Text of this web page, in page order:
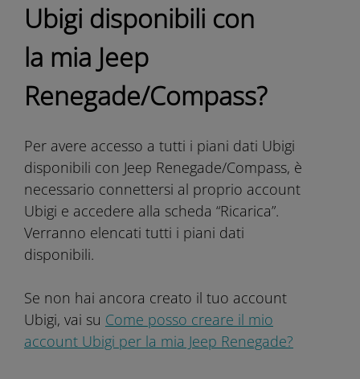
Ubigi disponibili con
la mia Jeep
Renegade/Compass?
Per avere accesso a tutti i piani dati Ubigi
disponibili con Jeep Renegade/Compass, è
necessario connettersi al proprio account
Ubigi e accedere alla scheda “Ricarica”.
Verranno elencati tutti i piani dati
disponibili.
Se non hai ancora creato il tuo account
Ubigi, vai su Come posso creare il mio
account Ubigi per la mia Jeep Renegade?